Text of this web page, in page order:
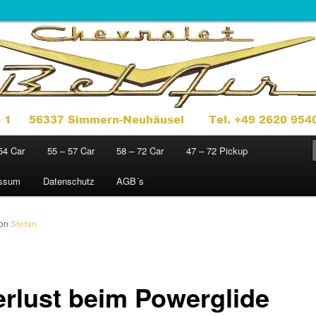
1949 – 1972
Car 55 – 57 Car 58 – 72 Car 47 – 72 Pickup
Datenschutz AGB´s
beim Powerglide
Stefan